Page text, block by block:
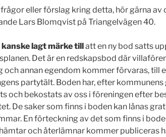
frågor eller förslag kring detta, hör gärna av
Lars Blomqvist på Triangelvägen 40.
kanske lagt märke tillatt en ny bod satts
Det är en redskapsbod där
och annan egendom kommer förvaras, till
partytält. Boden har, efter kommunens
och bekostats av oss i föreningen efter
De saker som finns i boden kan lånas
En förteckning av det som finns i
och återlämnar kommer publiceras